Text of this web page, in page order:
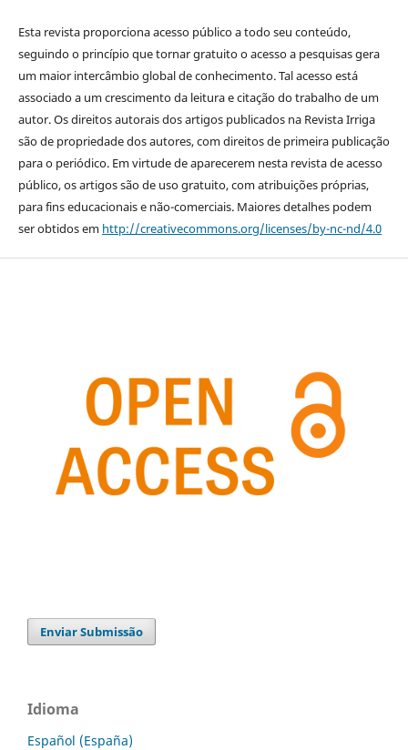
Esta revista proporciona acesso público a todo seu conteúdo,
seguindo o princípio que tornar gratuito o acesso a pesquisas gera
um maior intercâmbio global de conhecimento. Tal acesso está
associado a um crescimento da leitura e citação do trabalho de um
autor. Os direitos autorais dos artigos publicados na Revista Irriga
são de propriedade dos autores, com direitos de primeira publicação
para o periódico. Em virtude de aparecerem nesta revista de acesso
público, os artigos são de uso gratuito, com atribuições próprias,
para fins educacionais e não-comerciais. Maiores detalhes podem
ser obtidos em http://creativecommons.org/licenses/by-nc-nd/4.0
Enviar Submissão
Idioma
Español (España)